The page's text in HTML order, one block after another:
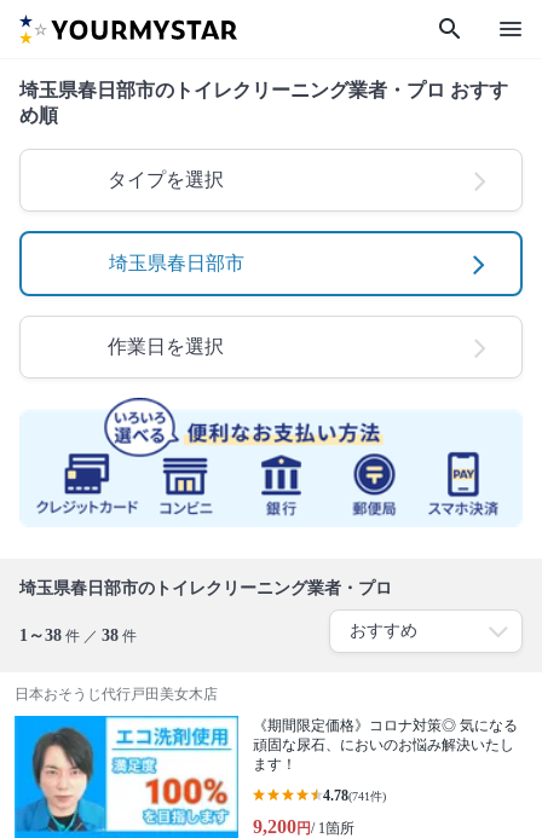
search menu
埼玉県春日部市のトイレクリーニング業者・プロ おすす
め順
タイプを選択
埼玉県春日部市
作業日を選択
埼玉県春日部市のトイレクリーニング業者・プロ
1～38 件 ／ 38 件
日本おそうじ代行戸田美女木店
《期間限定価格》コロナ対策◎ 気になる
頑固な尿石、においのお悩み解決いたし
ます！
4.78(741件)
9,200円/ 1箇所